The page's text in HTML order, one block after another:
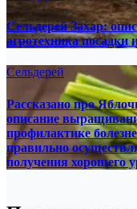
Сельдерей Захар:
агротехника
Сельдерей
Рассказано про
описание
профилактике
правильно
получения хорошего